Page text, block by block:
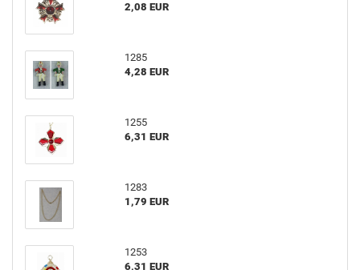
2,08 EUR
1285
4,28 EUR
1255
6,31 EUR
1283
1,79 EUR
1253
6,31 EUR